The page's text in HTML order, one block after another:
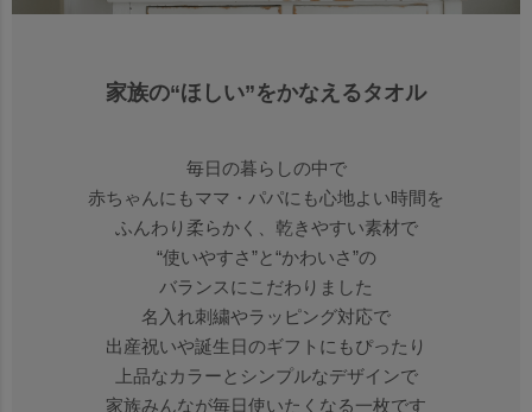
家族の“ほしい”をかなえるタオル
毎日の暮らしの中で
赤ちゃんにもママ・パパにも心地よい時間を
ふんわり柔らかく、乾きやすい素材で
“使いやすさ”と“かわいさ”の
バランスにこだわりました
名入れ刺繍やラッピング対応で
出産祝いや誕生日のギフトにもぴったり
上品なカラーとシンプルなデザインで
家族みんなが毎日使いたくなる一枚です